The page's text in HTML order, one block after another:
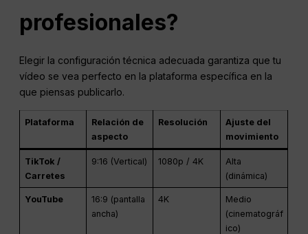
profesionales?
Elegir la configuración técnica adecuada garantiza que tu
vídeo se vea perfecto en la plataforma específica en la
que piensas publicarlo.
Plataforma
Relación de
aspecto
Resolución
Ajuste del
movimiento
TikTok /
Carretes
9:16 (Vertical) 1080p / 4K
Alta
(dinámica)
YouTube
16:9 (pantalla
ancha)
4K
Medio
(cinematográf
ico)